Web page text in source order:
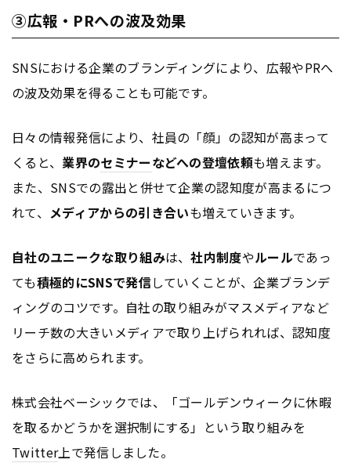
③広報・PRへの波及効果
SNSにおける企業のブランディングにより、広報やPRへ
の波及効果を得ることも可能です。
日々の情報発信により、社員の「顔」の認知が高まって
くると、 業界のセミナーなどへの登壇依頼も増えます。
また、SNSでの露出と併せて企業の認知度が高まるにつ
れて、 メディアからの引き合いも増えていきます。
自社のユニークな取り組みは、社内制度やルールであっ
ても積極的にSNSで発信していくことが、企業ブランデ
ィングのコツです。自社の取り組みがマスメディアなど
リーチ数の大きいメディアで取り上げられれば、認知度
をさらに高められます。
株式会社ベーシックでは、「ゴールデンウィークに休暇
を取るかどうかを選択制にする」という取り組みを
Twitter上で発信しました。